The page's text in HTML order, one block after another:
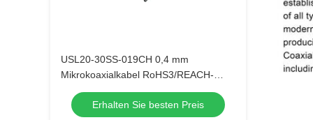
USL20-30SS-019CH 0,4 mm
Mikrokoaxialkabel RoHS3/REACH-
konform für EU-Automobilhersteller
Erhalten Sie besten Preis